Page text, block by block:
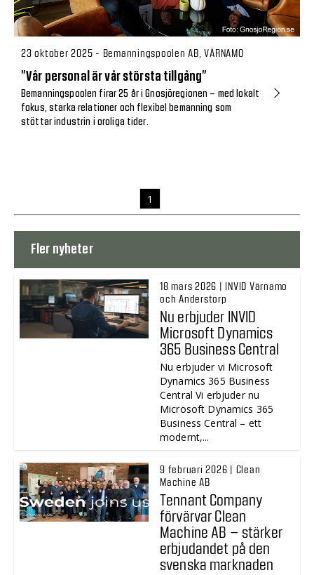
23 oktober 2025 - Bemanningspoolen AB, VÄRNAMO
”Vår personal är vår största tillgång”
Bemanningspoolen firar 25 år i Gnosjöregionen – med lokalt
fokus, starka relationer och flexibel bemanning som
stöttar industrin i oroliga tider.
1
Fler nyheter
18 mars 2026 | INVID Värnamo
och Anderstorp
Nu erbjuder INVID
Microsoft Dynamics
365 Business Central
Nu erbjuder vi Microsoft
Dynamics 365 Business
Central Vi erbjuder nu
Microsoft Dynamics 365
Business Central – ett
modernt,...
9 februari 2026 | Clean
Machine AB
Tennant Company
förvärvar Clean
Machine AB – stärker
erbjudandet på den
svenska marknaden